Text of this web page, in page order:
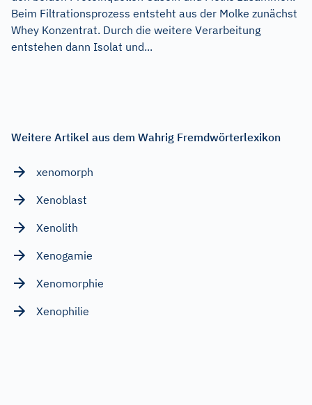
Beim Filtrationsprozess entsteht aus der Molke zunächst
Whey Konzentrat. Durch die weitere Verarbeitung
entstehen dann Isolat und...
Weitere Artikel aus dem Wahrig Fremdwörterlexikon
xenomorph
Xenoblast
Xenolith
Xenogamie
Xenomorphie
Xenophilie